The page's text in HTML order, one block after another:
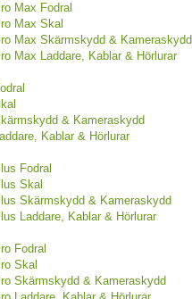
Max Fodral
Max Skal
Max Skärmskydd & Kameraskydd
Max Laddare, Kablar & Hörlurar
& Kameraskydd
Kablar & Hörlurar
Fodral
Skal
Skärmskydd & Kameraskydd
Laddare, Kablar & Hörlurar
Fodral
Skal
Skärmskydd & Kameraskydd